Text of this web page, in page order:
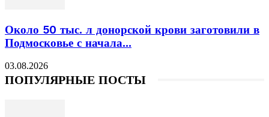
Около 50 тыс. л донорской крови заготовили в
Подмосковье с начала...
03.08.2026
ПОПУЛЯРНЫЕ ПОСТЫ